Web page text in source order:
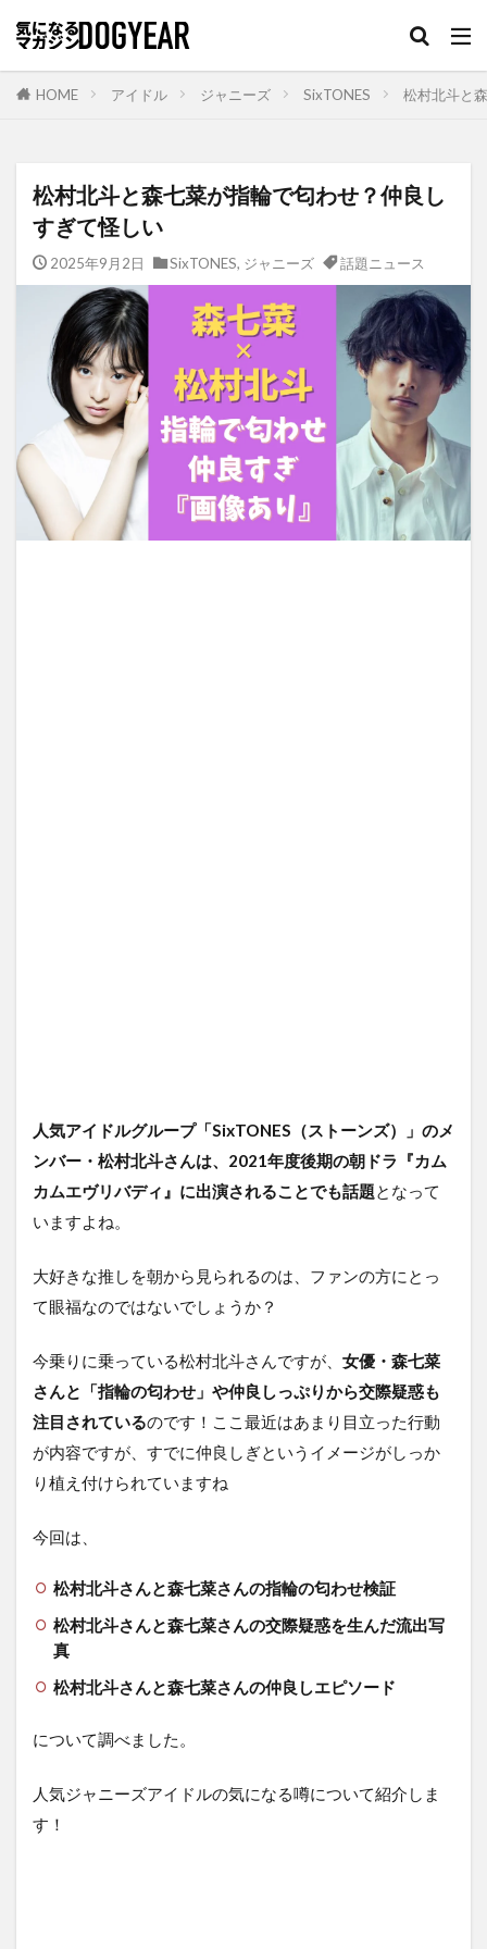
HOME アイドル ジャニーズ SixTONES 松村北斗と
松村北斗と森七菜が指輪で匂わせ？仲良し
すぎて怪しい
2025年9月2日 SixTONES, ジャニーズ 話題ニュース
人気アイドルグループ「SixTONES（ストーンズ）」のメ
ンバー・松村北斗さんは、2021年度後期の朝ドラ『カム
カムエヴリバディ』に出演されることでも話題となって
いますよね。
大好きな推しを朝から見られるのは、ファンの方にとっ
て眼福なのではないでしょうか？
今乗りに乗っている松村北斗さんですが、 女優・森七菜
さんと「指輪の匂わせ」や仲良しっぷりから交際疑惑も
注目されているのです！ここ最近はあまり目立った行動
が内容ですが、すでに仲良しぎというイメージがしっか
り植え付けられていますね
今回は、
松村北斗さんと森七菜さんの指輪の匂わせ検証
松村北斗さんと森七菜さんの交際疑惑を生んだ流出写
真
松村北斗さんと森七菜さんの仲良しエピソード
について調べました。
人気ジャニーズアイドルの気になる噂について紹介しま
す！